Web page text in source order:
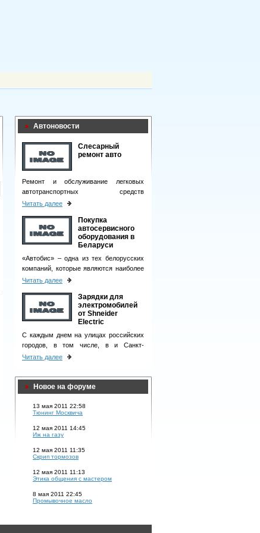
Автоновости
Слесарный
ремонт авто
Ремонт и обслуживание легковых
автотранспортных средств
подразумевает целый комплекс
Читать далее
Покупка
автосервисного
оборудования в
Беларуси
«Автобис» – одна из тех белорусских
компаний, которые являются наиболее
ответственными деловыми партнерами
доверия у клиентов.
Читать далее
Зарядки для
электромобилей
от Shneider
Electric
С каждым днем на улицах российских
городов, в том числе, в и Санкт-
Петербурге, появляется все больше
Читать далее
Новое на форуме
13 мая 2011 22:58
Тюнинг Москвича
12 мая 2011 14:45
Иж на газу
12 мая 2011 11:35
Скрип тормозов
12 мая 2011 11:13
Этика общения с мастером
8 мая 2011 22:45
Промывочное масло